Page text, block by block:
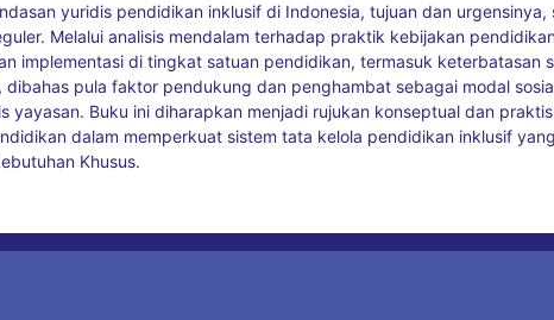
yuridis pendidikan inklusif di Indonesia, tujuan dan
Melalui analisis mendalam terhadap praktik kebijakan
implementasi di tingkat satuan pendidikan, termasuk keterbatasan
pula faktor pendukung dan penghambat sebagai modal
yayasan. Buku ini diharapkan menjadi rujukan konseptual dan
dalam memperkuat sistem tata kelola pendidikan inklusif
Khusus.